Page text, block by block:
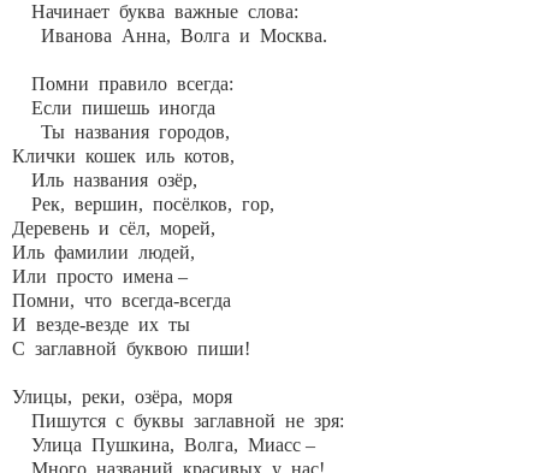
Начинает буква важные слова:
Иванова Анна, Волга и Москва.
Помни правило всегда:
Если пишешь иногда
Ты названия городов,
Клички кошек иль котов,
Иль названия озёр,
Рек, вершин, посёлков, гор,
Деревень и сёл, морей,
Иль фамилии людей,
Или просто имена –
Помни, что всегда-всегда
И везде-везде их ты
С заглавной буквою пиши!
Улицы, реки, озёра, моря
Пишутся с буквы заглавной не зря:
Улица Пушкина, Волга, Миасс –